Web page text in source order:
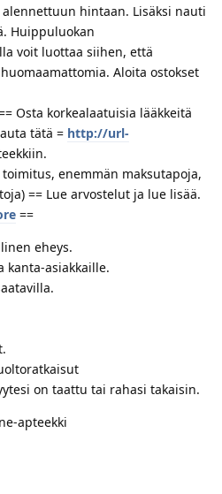
hintaan. Lisäksi nauti
Huippuluokan
voit luottaa siihen, että
Aloita ostokset
Osta korkealaatuisia lääkkeitä
tätä = http://url-
enemmän maksutapoja,
== Lue arvostelut ja lue lisää.
==
eheys.
kanta-asiakkaille.
on taattu tai rahasi takaisin.
apteekki